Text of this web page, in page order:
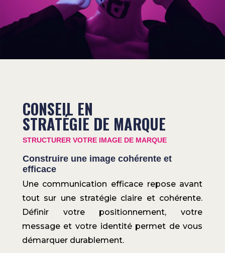
CONSEIL EN
STRATÉGIE DE MARQUE
STRUCTURER VOTRE IMAGE DE MARQUE
Construire une image cohérente et
efficace
Une communication efficace repose avant
tout sur une stratégie claire et cohérente.
Définir votre positionnement, votre
message et votre identité permet de vous
démarquer durablement.